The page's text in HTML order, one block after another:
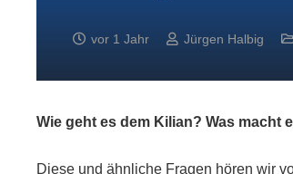
vor 1 Jahr Jürgen Halbig
Wie geht es dem Kilian? Was macht
Diese und ähnliche Fragen hören wir